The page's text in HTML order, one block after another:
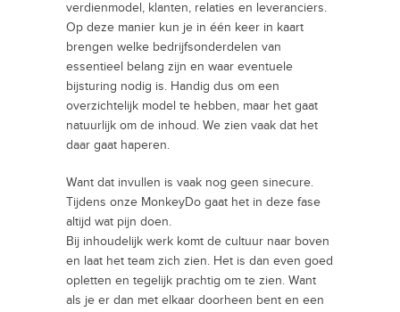
verdienmodel, klanten, relaties en leveranciers.
Op deze manier kun je in één keer in kaart
brengen welke bedrijfsonderdelen van
essentieel belang zijn en waar eventuele
bijsturing nodig is. Handig dus om een
overzichtelijk model te hebben, maar het gaat
natuurlijk om de inhoud. We zien vaak dat het
daar gaat haperen.
Want dat invullen is vaak nog geen sinecure.
Tijdens onze MonkeyDo gaat het in deze fase
altijd wat pijn doen.
Bij inhoudelijk werk komt de cultuur naar boven
en laat het team zich zien. Het is dan even goed
opletten en tegelijk prachtig om te zien. Want
als je er dan met elkaar doorheen bent en een